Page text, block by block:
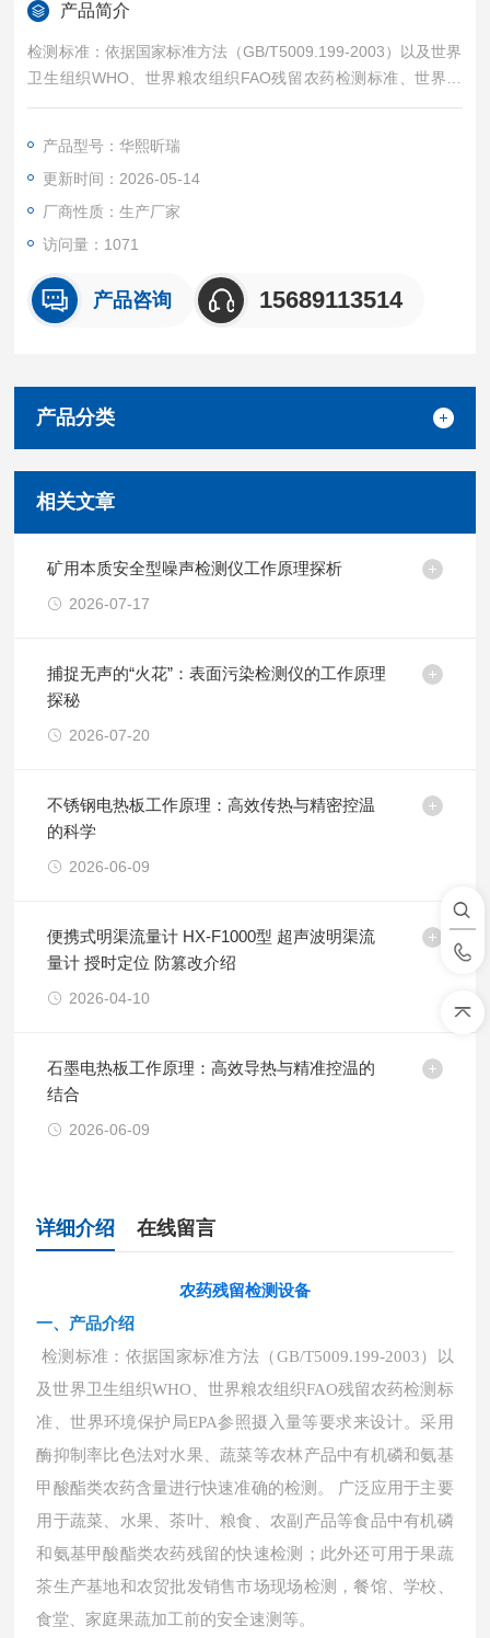
产品简介
检测标准：依据国家标准方法（GB/T5009.199-2003）以及世界
卫生组织WHO、世界粮农组织FAO残留农药检测标准、世界环
境保护局EPA参照摄入量等要求来设计。采用酶抑制率比色法对
产品型号：华熙昕瑞
更新时间：2026-05-14
厂商性质：生产厂家
访问量：1071
产品咨询 15689113514
产品分类
相关文章
矿用本质安全型噪声检测仪工作原理探析
2026-07-17
捕捉无声的“火花”：表面污染检测仪的工作原理
探秘
2026-07-20
不锈钢电热板工作原理：高效传热与精密控温
的科学
2026-06-09
便携式明渠流量计 HX-F1000型 超声波明渠流
量计 授时定位 防篡改介绍
2026-04-10
石墨电热板工作原理：高效导热与精准控温的
结合
2026-06-09
详细介绍 在线留言
农药残留检测设备
一、 产品介绍
检测标准：依据国家标准方法（GB/T5009.199-2003）以
及世界卫生组织WHO、世界粮农组织FAO残留农药检测标
准、世界环境保护局EPA参照摄入量等要求来设计。采用
酶抑制率比色法对水果、蔬菜等农林产品中有机磷和氨基
甲酸酯类农药含量进行快速准确的检测。 广泛应用于主要
用于蔬菜、水果、茶叶、粮食、农副产品等食品中有机磷
和氨基甲酸酯类农药残留的快速检测；此外还可用于果蔬
茶生产基地和农贸批发销售市场现场检测，餐馆、学校、
食堂、家庭果蔬加工前的安全速测等。